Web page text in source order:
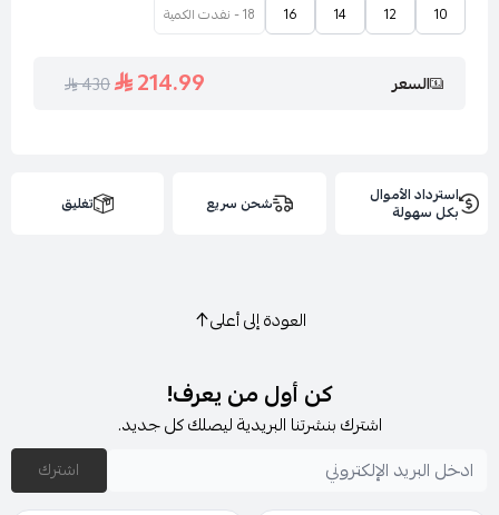
10
12
14
16 18 - نفدت الكمية
السعر 214.99
430
استرداد الأموال
بكل سهولة شحن سريع تغليق
العودة إلى أعلى
كن أول من يعرف!
اشترك بنشرتنا البريدية ليصلك كل جديد.
اشترك